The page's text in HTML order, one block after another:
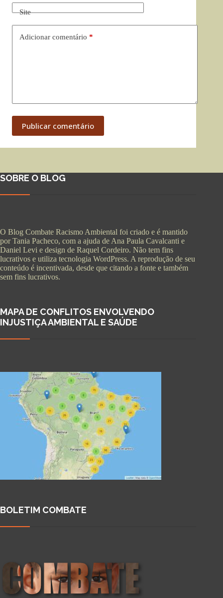
Site
Adicionar comentário *
Publicar comentário
SOBRE O BLOG
O Blog Combate Racismo Ambiental foi criado e é mantido
por Tania Pacheco, com a ajuda de Ana Paula Cavalcanti e
Daniel Levi e design de Raquel Cordeiro. Não tem fins
lucrativos e utiliza tecnologia WordPress. A reprodução de seu
conteúdo é incentivada, desde que citando a fonte e também
sem fins lucrativos.
MAPA DE CONFLITOS ENVOLVENDO
INJUSTIÇA AMBIENTAL E SAÚDE
BOLETIM COMBATE